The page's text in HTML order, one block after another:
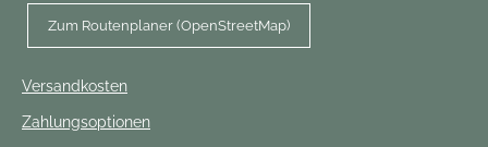
Zum Routenplaner (OpenStreetMap)
Versandkosten
Zahlungsoptionen